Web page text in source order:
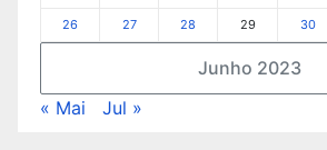
Junho 2023
26 27 28 29 30
« Mai Jul »